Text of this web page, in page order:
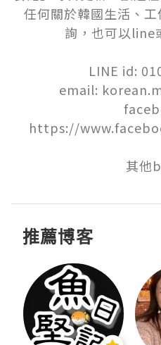
任何關於韓國生活、
詢，也可以
LINE id:
email:
https://
推薦博客